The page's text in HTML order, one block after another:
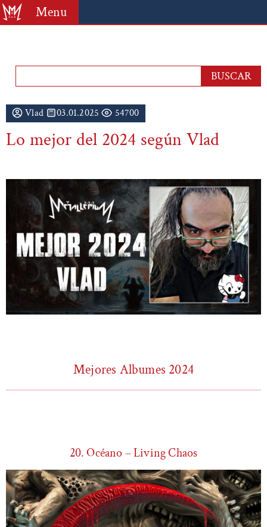
Menu
Vlad 03.01.2025 54700
Lo mejor del 2024 según Vlad
Mejores Albumes 2024
20. Océano – Living Chaos